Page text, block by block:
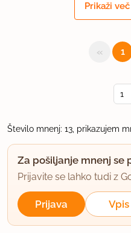
A mi lahko kdo pove
uporabno
rimljanka
8.1.2008 ob 18:11
Prikaži
« 1
Število mnenj: 13, prikazujem
Za pošiljanje mnenj se
Prijavite se lahko tudi z
Prijava Vpis